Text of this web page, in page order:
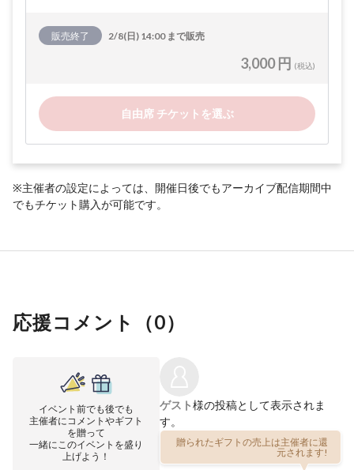
販売終了 2/8(日) 14:00 まで販売
3,000 円 (税込)
自由席 チケットを選ぶ
※主催者の設定によっては、開催日後でもアーカイブ配信期間中
でもチケット購入が可能です。
応援コメント（0）
イベント前でも後でも
主催者にコメントやギフト
を贈って
一緒にこのイベントを盛り
上げよう！
ゲスト様の投稿として表示されま
す。
贈られたギフトの売上は主催者に還
元されます!